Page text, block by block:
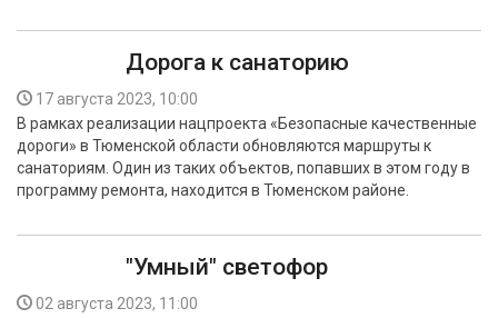
Дорога к санаторию
17 августа 2023, 10:00
В рамках реализации нацпроекта «Безопасные качественные
дороги» в Тюменской области обновляются маршруты к
санаториям. Один из таких объектов, попавших в этом году в
программу ремонта, находится в Тюменском районе.
"Умный" светофор
02 августа 2023, 11:00